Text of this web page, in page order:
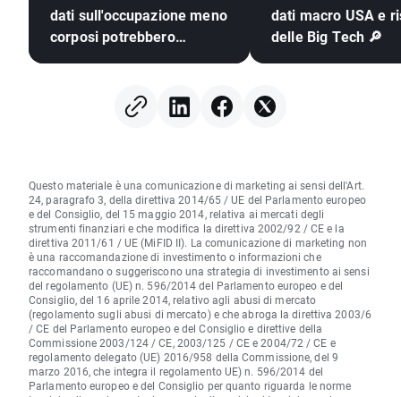
dati sull'occupazione meno
corposi potrebbero
dati macro USA e
delle Big Tech 🔎
Questo materiale è una comunicazione di marketing ai sensi dell'Art.
24, paragrafo 3, della direttiva 2014/65 / UE del Parlamento europeo
e del Consiglio, del 15 maggio 2014, relativa ai mercati degli
strumenti finanziari e che modifica la direttiva 2002/92 / CE e la
direttiva 2011/61 / UE (MiFID II). La comunicazione di marketing non
è una raccomandazione di investimento o informazioni che
raccomandano o suggeriscono una strategia di investimento ai sensi
del regolamento (UE) n. 596/2014 del Parlamento europeo e del
Consiglio, del 16 aprile 2014, relativo agli abusi di mercato
(regolamento sugli abusi di mercato) e che abroga la direttiva 2003/6
/ CE del Parlamento europeo e del Consiglio e direttive della
Commissione 2003/124 / CE, 2003/125 / CE e 2004/72 / CE e
regolamento delegato (UE) 2016/958 della Commissione, del 9
marzo 2016, che integra il regolamento UE) n. 596/2014 del
Parlamento europeo e del Consiglio per quanto riguarda le norme